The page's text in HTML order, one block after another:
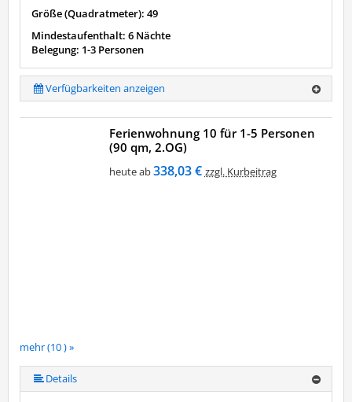
Größe (Quadratmeter): 49
Mindestaufenthalt: 6 Nächte
Belegung: 1-3 Personen
Verfügbarkeiten anzeigen
mehr (10 ) »
mehr (10 ) »
mehr (10 ) »
mehr (10 ) »
mehr (10 ) »
mehr (10 ) »
mehr (10 ) »
Ferienwohnung 10 für 1-5 Personen
(90 qm, 2.OG)
heute ab338,03 € zzgl. Kurbeitrag
Details